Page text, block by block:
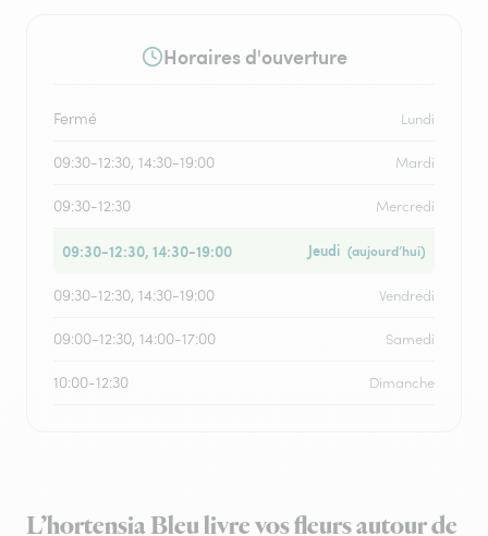
Horaires d'ouverture
Fermé Lundi
09:30-12:30, 14:30-19:00 Mardi
09:30-12:30 Mercredi
09:30-12:30, 14:30-19:00 Jeudi (aujourd’hui)
09:30-12:30, 14:30-19:00 Vendredi
09:00-12:30, 14:00-17:00 Samedi
10:00-12:30 Dimanche
L’hortensia Bleu livre vos fleurs autour de